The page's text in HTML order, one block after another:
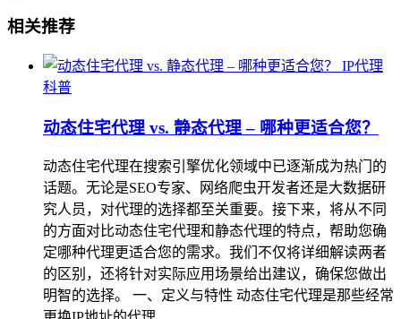
相关推荐
IP代理
科普
动态住宅代理 vs. 静态代理 – 哪种更适合您？
动态住宅代理在搜索引擎优化领域中已逐渐成为热门的
话题。无论是SEO专家、网络爬虫开发者还是大数据研
究人员，对代理的选择都至关重要。接下来，将从不同
的方面对比动态住宅代理和静态代理的特点，帮助您确
定哪种代理更适合您的需求。我们不仅将详细解读两者
的区别，还将针对实际应用场景给出建议，确保您做出
明智的选择。 一、定义与特性 动态住宅代理是那些经常